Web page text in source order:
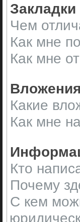
Чем
Как мне
Как мне
Вложения
Какие
Как мне
Кто
Почему
С кем